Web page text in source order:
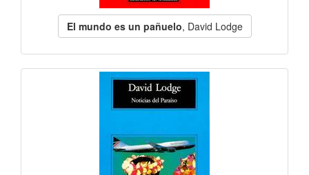
El mundo es un pañuelo, David Lodge